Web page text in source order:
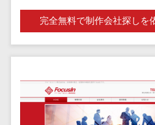
委託先管理サ
CASB> フ
AI自動電
答
ー音声認
クセスツ
ITサービ
ジメント
完全無料で制作会社探しを